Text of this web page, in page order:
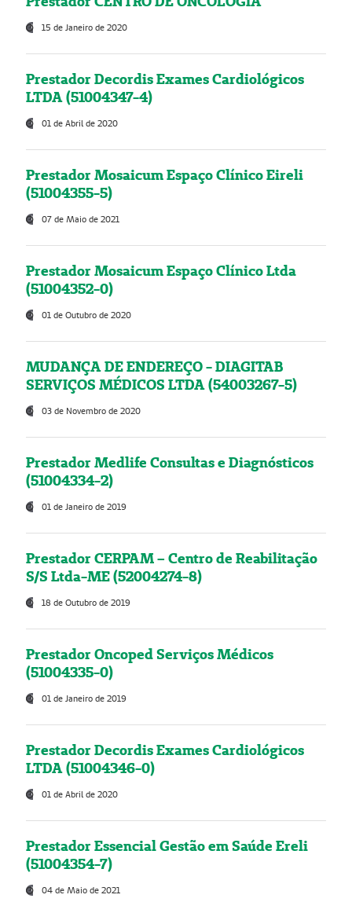
15 de Janeiro de 2020
Prestador Decordis Exames Cardiológicos
LTDA (51004347-4)
01 de Abril de 2020
Prestador Mosaicum Espaço Clínico Eireli
(51004355-5)
07 de Maio de 2021
Prestador Mosaicum Espaço Clínico Ltda
(51004352-0)
01 de Outubro de 2020
MUDANÇA DE ENDEREÇO - DIAGITAB
SERVIÇOS MÉDICOS LTDA (54003267-5)
03 de Novembro de 2020
Prestador Medlife Consultas e Diagnósticos
(51004334-2)
01 de Janeiro de 2019
Prestador CERPAM – Centro de Reabilitação
S/S Ltda-ME (52004274-8)
18 de Outubro de 2019
Prestador Oncoped Serviços Médicos
(51004335-0)
01 de Janeiro de 2019
Prestador Decordis Exames Cardiológicos
LTDA (51004346-0)
01 de Abril de 2020
Prestador Essencial Gestão em Saúde Ereli
(51004354-7)
04 de Maio de 2021